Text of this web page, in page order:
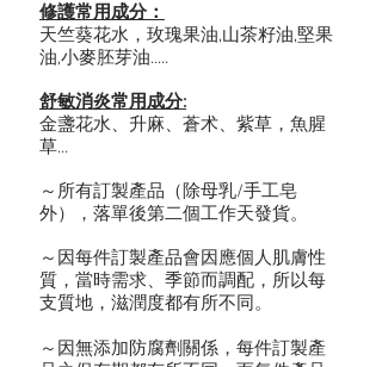
修護常用成分：
天竺葵花水，玫瑰果油,山茶籽油,堅果
油,小麥胚芽油.....
舒敏消炎常用成分:
金盞花水、升麻、蒼术、紫草，魚腥
草...
～所有訂製產品（除母乳/手工皂
外），落單後第二個工作天發貨。
～因每件訂製產品會因應個人肌膚性
質，當時需求、季節而調配，所以每
支質地，滋潤度都有所不同。
～因無添加防腐劑關係，每件訂製產